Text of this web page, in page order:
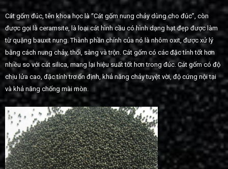
Cát gốm đúc, tên khoa học là “Cát gốm nung chảy dùng cho đúc”, còn
được gọi là ceramsite, là loại cát hình cầu có hình dạng hạt đẹp được làm
từ quặng bauxit nung. Thành phần chính của nó là nhôm oxit, được xử lý
bằng cách nung chảy, thổi, sàng và trộn. Cát gốm có các đặc tính tốt hơn
nhiều so với cát silica, mang lại hiệu suất tốt hơn trong đúc. Cát gốm có độ
chịu lửa cao, đặc tính trơ ổn định, khả năng chảy tuyệt vời, độ cứng nội tại
và khả năng chống mài mòn.